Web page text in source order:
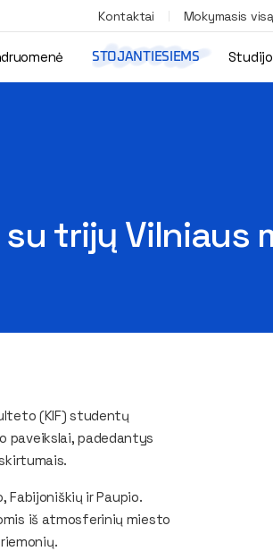
Kontaktai Mokymasis
STOJANTIESIEMS
miesto rajonų garsais
trijų Vilniaus
(KIF) studentų
paveikslai, padedantys
Fabijoniškių ir Paupio.
iš atmosferinių miesto